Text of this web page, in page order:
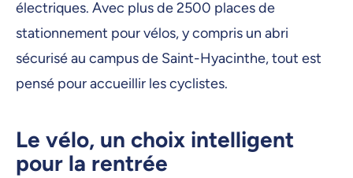
électriques. Avec plus de 2500 places de
stationnement pour vélos, y compris un abri
sécurisé au campus de Saint-Hyacinthe, tout est
pensé pour accueillir les cyclistes.
Le vélo, un choix intelligent
pour la rentrée